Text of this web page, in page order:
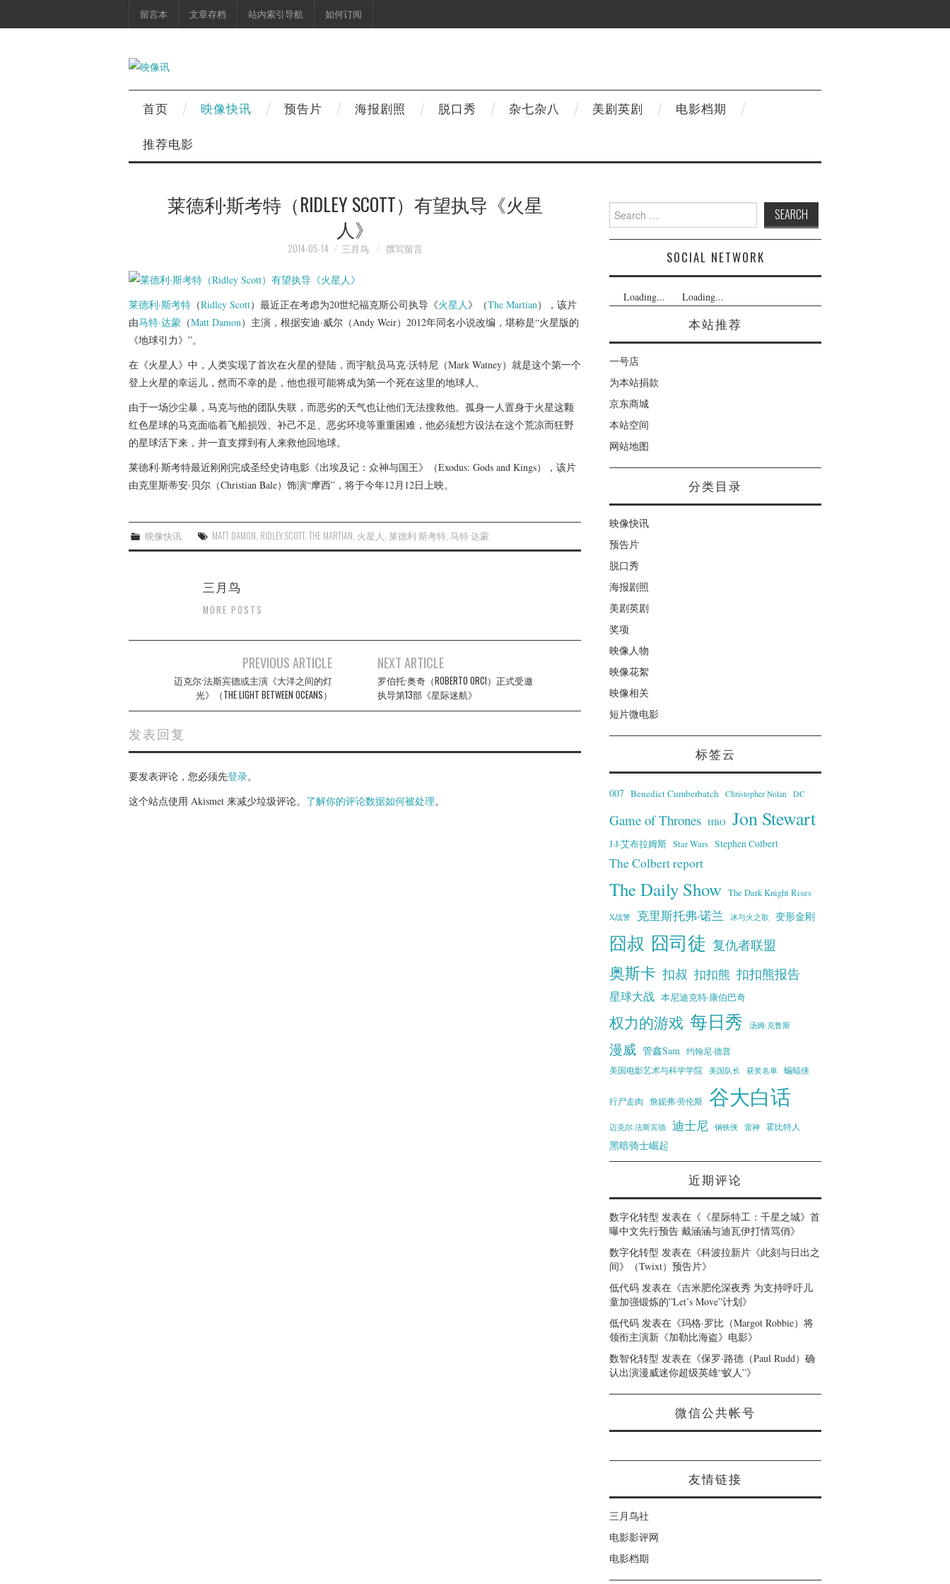
留言本 文章存档 站内索引导航 如何订阅
首页 映像快讯 预告片 海报剧照 脱口秀 杂七杂八 美剧英剧
电影档期
推荐电影
莱德利·斯考特（RIDLEY SCOTT）有望执导《火星
人》
2014-05-14 三月鸟 撰写留言
莱德利·斯考特 （Ridley Scott）最近正在考虑为20世纪福克斯公司执导《火星人》（The Martian），该片
由马特·达蒙 （Matt Damon）主演，根据安迪·威尔（Andy Weir）2012年同名小说改编，堪称是“火星版的
《地球引力》”。
在《火星人》中，人类实现了首次在火星的登陆，而宇航员马克·沃特尼（Mark Watney）就是这个第一个
登上火星的幸运儿，然而不幸的是，他也很可能将成为第一个死在这里的地球人。
由于一场沙尘暴，马克与他的团队失联，而恶劣的天气也让他们无法搜救他。孤身一人置身于火星这颗
红色星球的马克面临着飞船损毁、补己不足、恶劣环境等重重困难，他必须想方设法在这个荒凉而狂野
的星球活下来，并一直支撑到有人来救他回地球。
莱德利·斯考特最近刚刚完成圣经史诗电影《出埃及记：众神与国王》（Exodus: Gods and Kings），该片
由克里斯蒂安·贝尔（Christian Bale）饰演“摩西”，将于今年12月12日上映。
映像快讯 MATT DAMON, RIDLEY SCOTT,THE MARTIAN, 火星人,莱德利·斯考特, 马特·达蒙
三月鸟
MORE POSTS
navigation
PREVIOUS ARTICLE
迈克尔·法斯宾德或主演《大洋之间的灯
光》（THE LIGHT BETWEEN OCEANS）
NEXT ARTICLE
罗伯托·奥奇（ROBERTO ORCI）正式受邀
执导第13部《星际迷航》
发表回复
要发表评论，您必须先登录。
这个站点使用 Akismet 来减少垃圾评论。 了解你的评论数据如何被处理。
Search
for:
SOCIAL NETWORK
Loading... Loading...
本站推荐
一号店
为本站捐款
京东商城
本站空间
网站地图
分类目录
映像快讯
预告片
脱口秀
海报剧照
美剧英剧
奖项
映像人物
映像花絮
映像相关
短片微电影
标签云
007 Benedict Cumberbatch Christopher Nolan DC
Game of Thrones HBO Jon Stewart
J·J·艾布拉姆斯 Star Wars Stephen Colbert
The Colbert report
The Daily Show The Dark Knight Rises
X战警 克里斯托弗·诺兰 冰与火之歌 变形金刚
囧叔 囧司徒 复仇者联盟
奥斯卡 扣叔 扣扣熊 扣扣熊报告
星球大战 本尼迪克特·康伯巴奇
权力的游戏 每日秀 汤姆·克鲁斯
漫威 管鑫Sam 约翰尼·德普
美国电影艺术与科学学院 美国队长 获奖名单 蝙蝠侠
行尸走肉 詹妮弗·劳伦斯 谷大白话
迈克尔·法斯宾德 迪士尼 钢铁侠 雷神 霍比特人
黑暗骑士崛起
近期评论
数字化转型 发表在《 《星际特工：千星之城》首
曝中文先行预告 戴涵涵与迪瓦伊打情骂俏》
数字化转型 发表在《科波拉新片《此刻与日出之
间》（Twixt）预告片》
低代码 发表在《吉米肥伦深夜秀 为支持呼吁儿
童加强锻炼的”Let’s Move”计划》
低代码 发表在《玛格·罗比（Margot Robbie）将
领衔主演新《加勒比海盗》电影》
数智化转型 发表在《保罗·路德（Paul Rudd）确
认出演漫威迷你超级英雄“蚁人”》
微信公共帐号
友情链接
三月鸟社
电影影评网
电影档期